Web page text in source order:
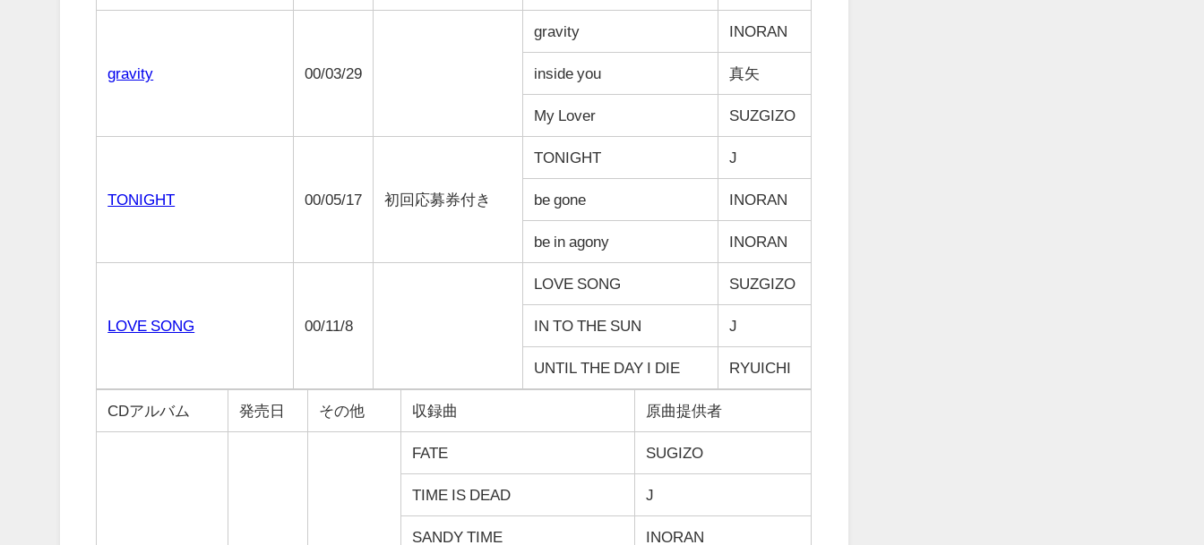
gravity 00/03/29
gravity INORAN
inside you 真矢
My Lover SUZGIZO
TONIGHT 00/05/17 初回応募券付き
TONIGHT J
be gone INORAN
be in agony INORAN
LOVE SONG 00/11/8
LOVE SONG SUZGIZO
IN TO THE SUN J
UNTIL THE DAY I DIE RYUICHI
CDアルバム 発売日 その他 収録曲 原曲提供者
FATE SUGIZO
TIME IS DEAD J
SANDY TIME INORAN